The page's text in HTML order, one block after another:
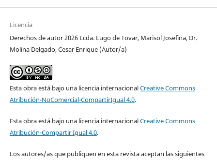
Licencia
Derechos de autor 2026 Lcda. Lugo de Tovar, Marisol Josefina, Dr.
Molina Delgado, Cesar Enrique (Autor/a)
Esta obra está bajo una licencia internacionalCreative Commons
Atribución-NoComercial-CompartirIgual 4.0.
Esta obra está bajo una licencia internacionalCreative Commons
Atribución-Compartir Igual 4.0.
Los autores/as que publiquen en esta revista aceptan las siguientes